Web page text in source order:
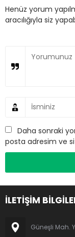
Henüz yorum
aracılığıyla siz
Daha sonraki
posta adresim ve
İLETİŞİM
Güneşli Mah.